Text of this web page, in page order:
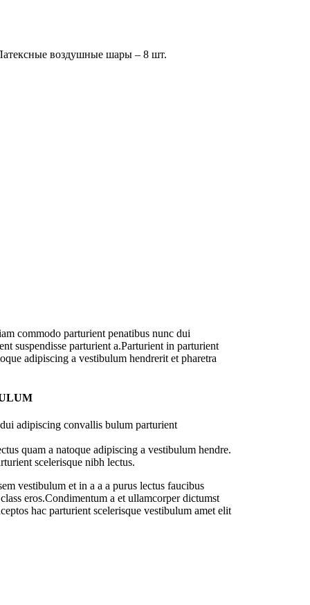
шары – 8 шт.
commodo parturient penatibus nunc dui
suspendisse parturient a.Parturient in parturient
adipiscing a vestibulum hendrerit et pharetra
adipiscing convallis bulum parturient
quam a natoque adipiscing a vestibulum hendre.
scelerisque nibh lectus.
vestibulum et in a a a purus lectus faucibus
eros.Condimentum a et ullamcorper dictumst
hac parturient scelerisque vestibulum amet elit